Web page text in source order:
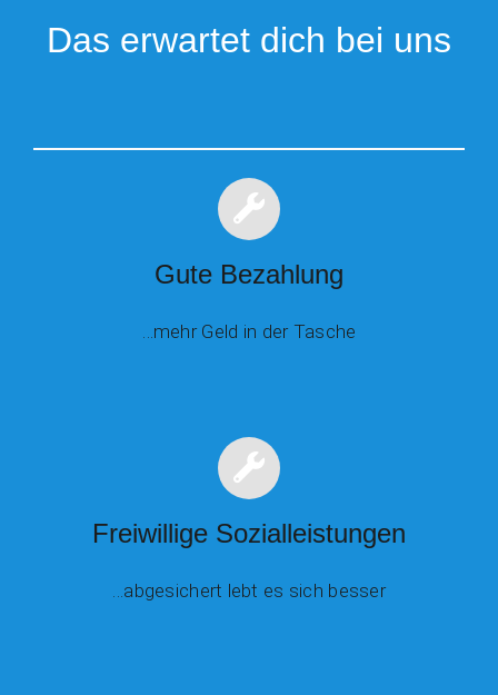
Das erwartet dich bei uns
Gute Bezahlung
…mehr Geld in der Tasche
Freiwillige Sozialleistungen
…abgesichert lebt es sich besser